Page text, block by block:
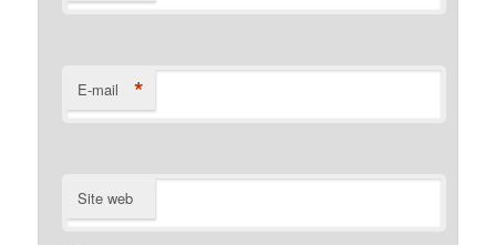
E-mail *
Site web